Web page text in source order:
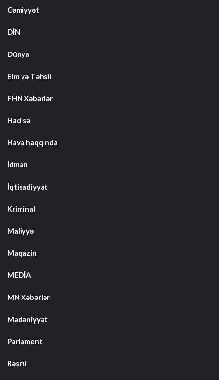
Cəmiyyət
DİN
Dünya
Elm və Təhsil
FHN Xəbərlər
Hadisə
Hava haqqında
İdman
İqtisadiyyat
Kriminal
Maliyyə
Maqazin
MEDİA
MN Xəbərlər
Mədəniyyət
Parlament
Rəsmi